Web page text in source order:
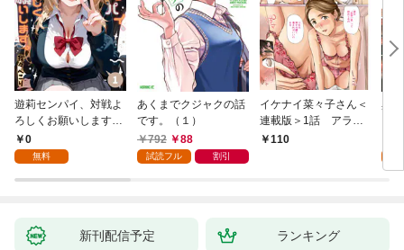
遊莉センパイ、対戦よ
ろしくお願いします。
1 0
無料
あくまでクジャクの話
です。（１）
792
88
試読フル 割引
イケナイ菜々子さん＜
連載版＞1話 アラフ
ォー女神と初体験
110
異
新刊配信予定 ランキング